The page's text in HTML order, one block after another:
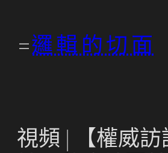
邏輯的切面
視頻 | 【權威